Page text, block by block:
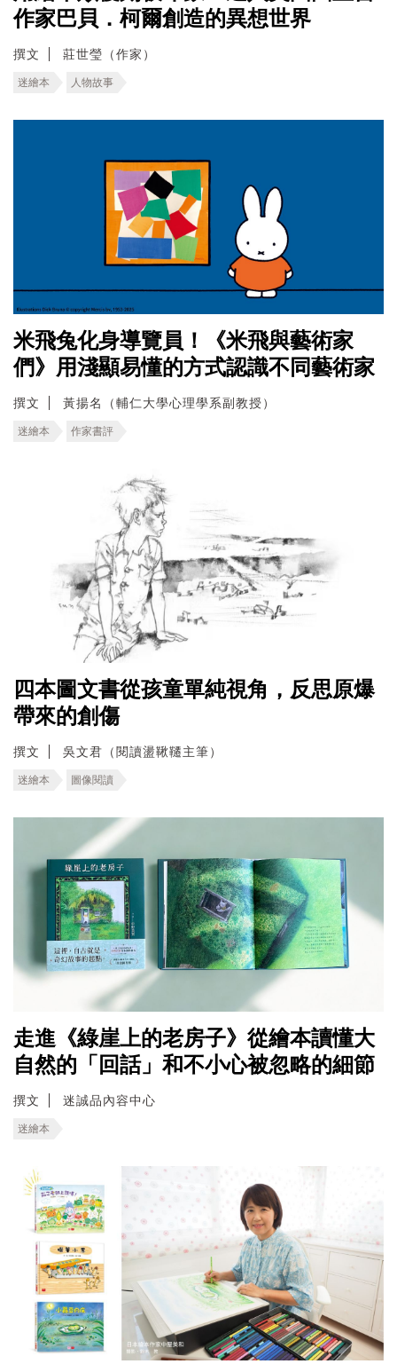
作家巴貝．柯爾創造的異想世界
撰文 莊世瑩（作家）
迷繪本 人物故事
米飛兔化身導覽員！《米飛與藝術家
們》用淺顯易懂的方式認識不同藝術家
撰文 黃揚名（輔仁大學心理學系副教授）
迷繪本 作家書評
四本圖文書從孩童單純視角，反思原爆
帶來的創傷
撰文 吳文君（閱讀盪鞦韆主筆）
迷繪本 圖像閱讀
走進《綠崖上的老房子》從繪本讀懂大
自然的「回話」和不小心被忽略的細節
撰文 迷誠品內容中心
迷繪本